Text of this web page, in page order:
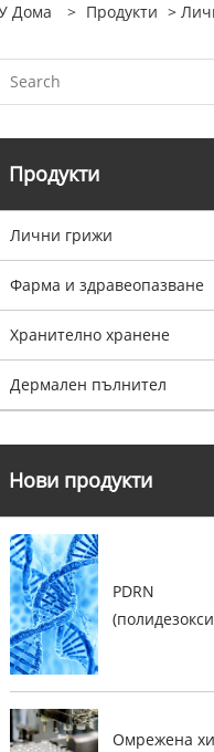
Дома > Продукти >
Продукти
Лични грижи
Фарма и здравеопазване
Хранително хранене
Дермален пълнител
Нови продукти
PDRN
Омрежена